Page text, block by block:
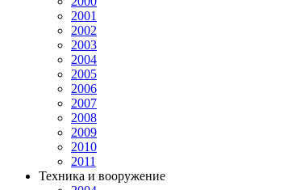
2001
2002
2003
2004
2005
2006
2007
2008
2009
2010
2011
Техника и вооружение